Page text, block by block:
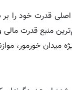
قدرت خود را بر
منبع قدرت
میدان خورمور،